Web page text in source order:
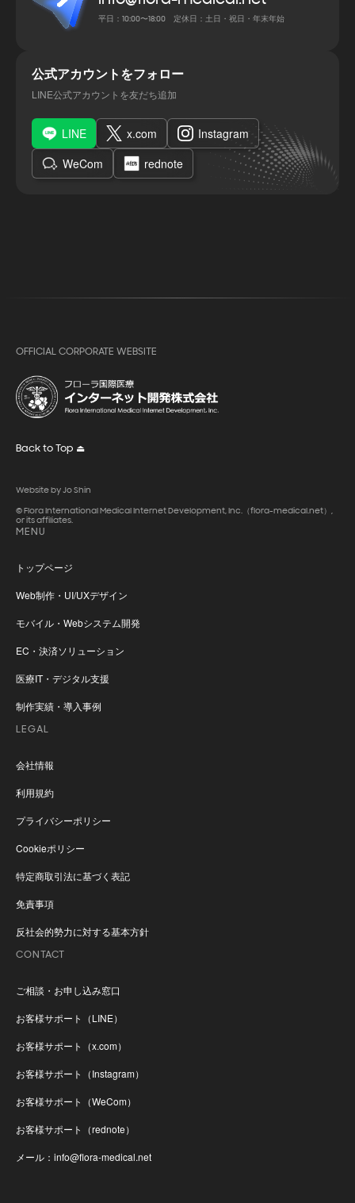
平日：10:00〜18:00 定休日：土日・祝日・年末年始
公式アカウントをフォロー
LINE公式アカウントを友だち追加
LINE x.com
Instagram
WeCom
rednote
OFFICIAL CORPORATE WEBSITE
Back to Top ⏏︎
Website by Jo Shin
© Flora International Medical Internet Development, Inc.（flora-medical.net）,
or its affiliates.
MENU
トップページ
Web制作・UI/UXデザイン
モバイル・Webシステム開発
EC・決済ソリューション
医療IT・デジタル支援
制作実績・導入事例
LEGAL
会社情報
利用規約
プライバシーポリシー
Cookieポリシー
特定商取引法に基づく表記
免責事項
反社会的勢力に対する基本方針
CONTACT
ご相談・お申し込み窓口
お客様サポート（LINE）
お客様サポート（x.com）
お客様サポート（Instagram）
お客様サポート（WeCom）
お客様サポート（rednote）
メール：info@flora-medical.net